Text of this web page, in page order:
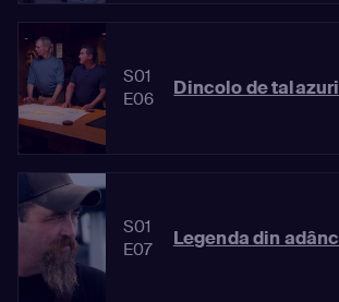
S01
E06
Dincolo de talazuri
S01
E07
Legenda din